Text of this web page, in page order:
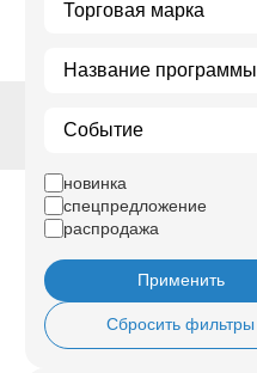
новинка
спецпредложение
распродажа
Применить
Сбросить фильтры